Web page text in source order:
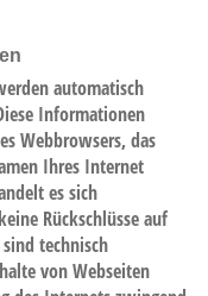
automatisch
Informationen
Webbrowsers, das
Ihres Internet
es sich
Rückschlüsse auf
technisch
von Webseiten